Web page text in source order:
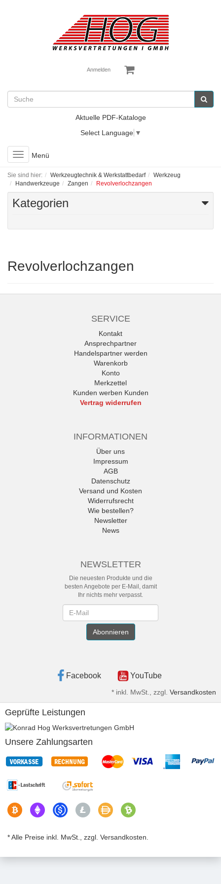
Anmelden
Aktuelle PDF-Kataloge
Select Language ▼
Toggle
navigation
Menü
Sie sind hier: Werkzeugtechnik & Werkstattbedarf
Werkzeug
Handwerkzeuge
Zangen Revolverlochzangen
Kategorien
Revolverlochzangen
SERVICE
Kontakt
Ansprechpartner
Handelspartner werden
Warenkorb
Konto
Merkzettel
Kunden werben Kunden
Vertrag widerrufen
INFORMATIONEN
Über uns
Impressum
AGB
Datenschutz
Versand und Kosten
Widerrufsrecht
Wie bestellen?
Newsletter
News
NEWSLETTER
Die neuesten Produkte und die
besten Angebote per E-Mail, damit
Ihr nichts mehr verpasst.
Abonnieren
Facebook YouTube
* inkl. MwSt., zzgl. Versandkosten
Geprüfte Leistungen
Unsere Zahlungsarten
* Alle Preise inkl. MwSt., zzgl. Versandkosten.